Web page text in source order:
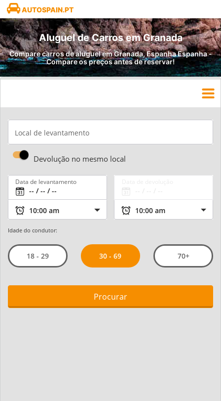
AUTOSPAIN.PT
Aluguel de Carros em Granada
Compare carros de aluguel em Granada, Espanha Espanha -
Compare os preços antes de reservar!
Local de levantamento
Devolução no mesmo local
Data de levantamento
Idade do condutor:
18 - 29 30 - 69 70+
Procurar